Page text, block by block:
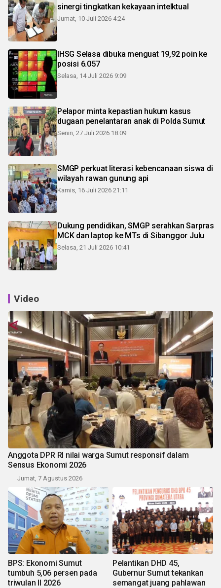
sinergi tingkatkan kekayaan intelktual
Jumat, 10 Juli 2026 4:24
IHSG Selasa dibuka menguat 19,92 poin ke
posisi 6.057
Selasa, 14 Juli 2026 9:09
Pelapor minta kepastian hukum kasus
dugaan penelantaran anak di Polda Sumut
Senin, 27 Juli 2026 18:09
SMGP perkuat literasi kebencanaan siswa di
wilayah rawan gunung api
Kamis, 16 Juli 2026 21:11
Dukung pendidikan, SMGP serahkan Sarpras
MCK dan laptop ke MTs di Sibanggor Julu
Selasa, 21 Juli 2026 10:41
Video
Anggota DPR RI nilai warga Sumut responsif dalam
Sensus Ekonomi 2026
Jumat, 7 Agustus 2026
BPS: Ekonomi Sumut
tumbuh 5,06 persen pada
triwulan II 2026
Pelantikan DHD 45,
Gubernur Sumut tekankan
semangat juang pahlawan